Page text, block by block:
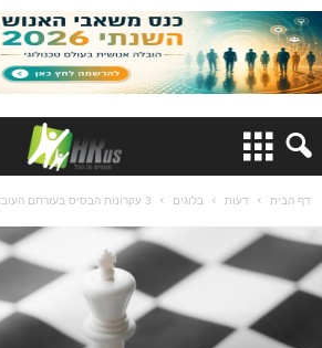
דף הבית דעות בלוגים 3 עקרונות הבסיס בעזרתם העובד ימנף את ה-AI ולא יוחלף על ידה